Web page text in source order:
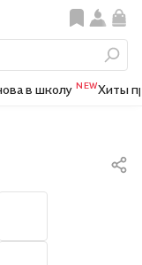
в школу NEWХиты